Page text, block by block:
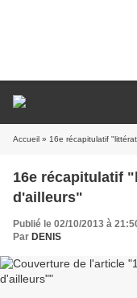
Accueil » 16e récapitulatif
16e récapitulatif
d'ailleurs"
Publié le 02/10/2013 à
Par DENIS